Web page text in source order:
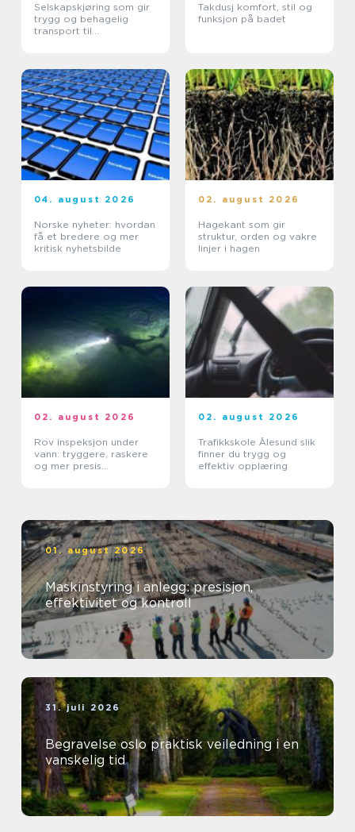
Selskapskjøring som gir
trygg og behagelig
transport til
Takdusj komfort, stil og
funksjon på badet
04. august 2026
Norske nyheter: hvordan
få et bredere og mer
kritisk nyhetsbilde
02. august 2026
Hagekant som gir
struktur, orden og vakre
linjer i hagen
02. august 2026
Rov inspeksjon under
vann: tryggere, raskere
og mer presis
02. august 2026
Trafikkskole Ålesund slik
finner du trygg og
effektiv opplæring
01. august 2026
Maskinstyring i anlegg: presisjon,
effektivitet og kontroll
31. juli 2026
Begravelse oslo praktisk veiledning i en
vanskelig tid